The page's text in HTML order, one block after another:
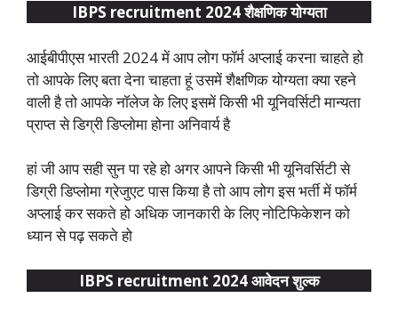
IBPS recruitment 2024 शैक्षणिक योग्यता
आईबीपीएस भारती 2024 में आप लोग फॉर्म अप्लाई करना चाहते हो
तो आपके लिए बता देना चाहता हूं उसमें शैक्षणिक योग्यता क्या रहने
वाली है तो आपके नॉलेज के लिए इसमें किसी भी यूनिवर्सिटी मान्यता
प्राप्त से डिग्री डिप्लोमा होना अनिवार्य है
हां जी आप सही सुन पा रहे हो अगर आपने किसी भी यूनिवर्सिटी से
डिग्री डिप्लोमा ग्रेजुएट पास किया है तो आप लोग इस भर्ती में फॉर्म
अप्लाई कर सकते हो अधिक जानकारी के लिए नोटिफिकेशन को
ध्यान से पढ़ सकते हो
IBPS recruitment 2024 आवेदन शुल्क